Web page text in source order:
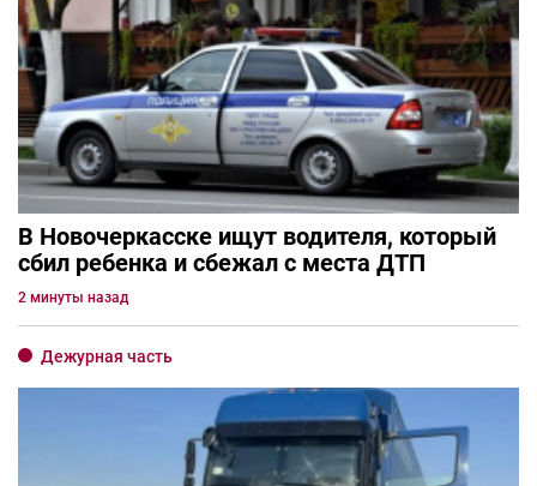
В Новочеркасске ищут водителя, который
сбил ребенка и сбежал с места ДТП
2 минуты назад
Дежурная часть